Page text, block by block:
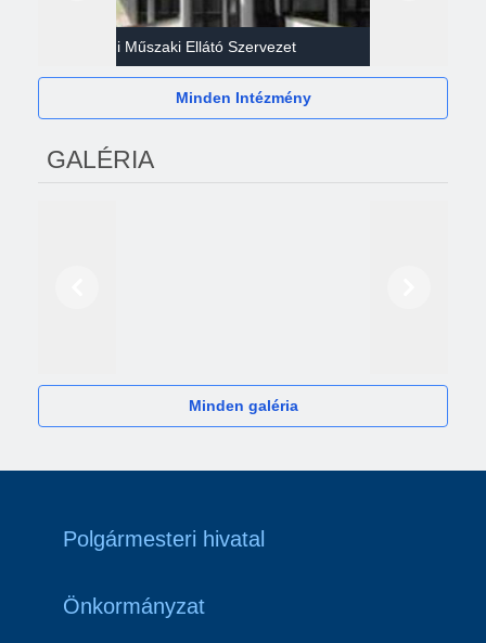
Gazdasági Műszaki Ellátó Szervezet
Minden Intézmény
GALÉRIA
Minden galéria
Polgármesteri hivatal
Önkormányzat